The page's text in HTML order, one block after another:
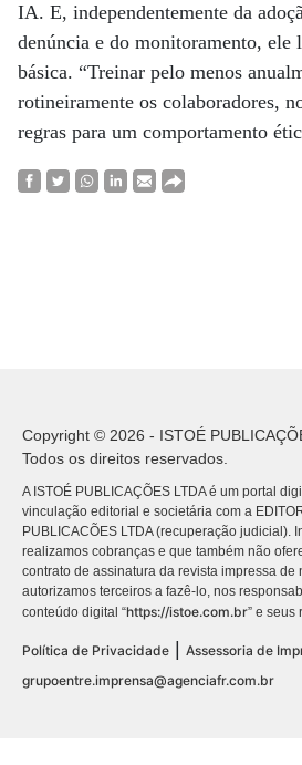
IA. E, independentemente da
denúncia e do monitoramento, ele
básica. “Treinar pelo menos
rotineiramente os colaboradores,
regras para um comportamento
Copyright © 2026 - ISTOÉ
Todos os direitos reservados.
A ISTOÉ PUBLICAÇÕES LTDA é um portal
vinculação editorial e societária com a
PUBLICACÕES LTDA (recuperação judicial).
realizamos cobranças e que também não
contrato de assinatura da revista impressa de
autorizamos terceiros a fazê-lo, nos
conteúdo digital “https://istoe.com.br” e seus
Política de Privacidade
Assessoria de
grupoentre.imprensa@agenciafr.com.br